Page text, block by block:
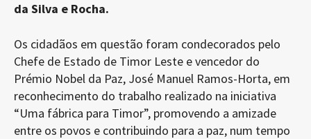
da Silva e Rocha.
Os cidadãos em questão foram condecorados pelo
Chefe de Estado de Timor Leste e vencedor do
Prémio Nobel da Paz, José Manuel Ramos-Horta, em
reconhecimento do trabalho realizado na iniciativa
“Uma fábrica para Timor”, promovendo a amizade
entre os povos e contribuindo para a paz, num tempo